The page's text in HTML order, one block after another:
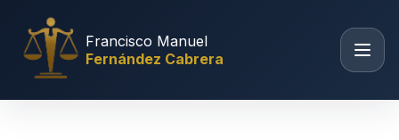
Saltar al contenido
Francisco Manuel
Fernández Cabrera